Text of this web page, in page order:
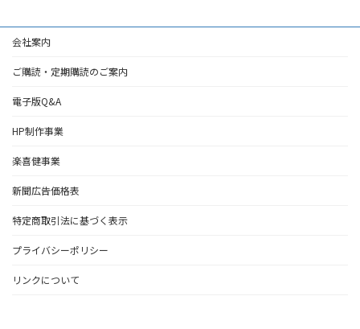
会社案内
ご購読・定期購読のご案内
電子版Q&A
HP制作事業
楽喜健事業
新聞広告価格表
特定商取引法に基づく表示
プライバシーポリシー
リンクについて